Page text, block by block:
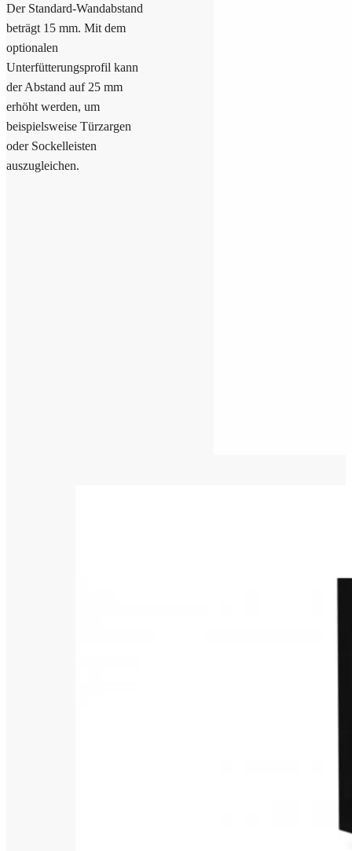
Der Standard-Wandabstand
beträgt 15 mm. Mit dem
optionalen
Unterfütterungsprofil kann
der Abstand auf 25 mm
erhöht werden, um
beispielsweise Türzargen
oder Sockelleisten
auszugleichen.